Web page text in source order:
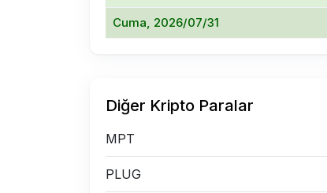
Cuma, 2026/07/31
Diğer Kripto Paralar
MPT
PLUG